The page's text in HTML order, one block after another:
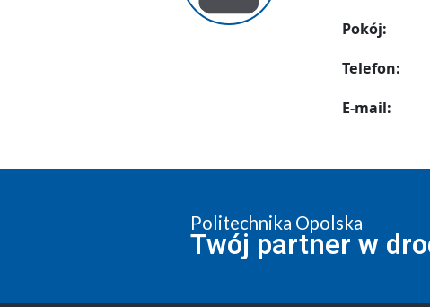
Pokój:
Telefon:
E-mail:
Politechnika Opolska
Twój partner w